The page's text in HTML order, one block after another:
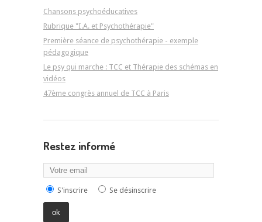
Chansons psychoéducatives
Rubrique "I.A. et Psychothérapie"
Première séance de psychothérapie - exemple
pédagogique
Le psy qui marche : TCC et Thérapie des schémas en
vidéos
47ème congrès annuel de TCC à Paris
Restez informé
S'inscrire Se désinscrire